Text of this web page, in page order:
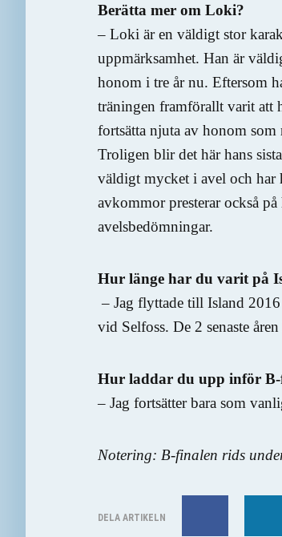
Berätta mer om Loki?
– Loki är en väldigt stor
uppmärksamhet. Han är
honom i tre år nu. Eftersom
träningen framförallt varit att
fortsätta njuta av honom
Troligen blir det här hans
väldigt mycket i avel och har
avkommor presterar också
avelsbedömningar.
Hur länge har du varit på
– Jag flyttade till Island 2016
vid Selfoss. De 2 senaste
Hur laddar du upp inför B-
– Jag fortsätter bara som
Notering: B-finalen rids
DELA ARTIKELN